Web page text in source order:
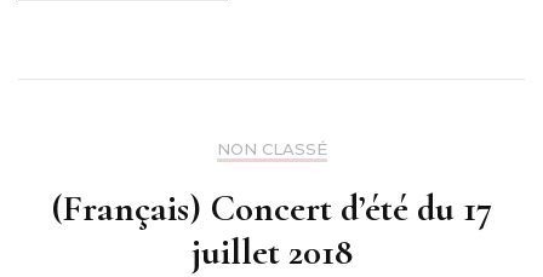
NON CLASSÉ
(Français) Concert d’été du 17
juillet 2018